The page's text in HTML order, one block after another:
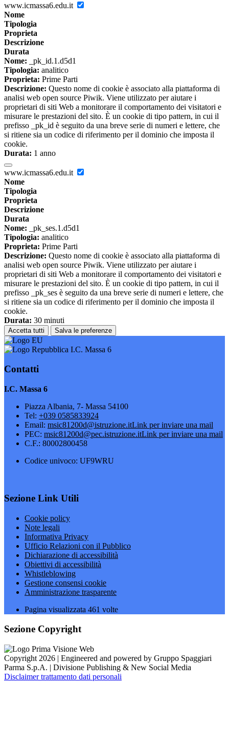
www.icmassa6.edu.it
Nome
Tipologia
Proprieta
Descrizione
Durata
Nome: _pk_id.1.d5d1
Tipologia: analitico
Proprieta: Prime Parti
Descrizione: Questo nome di cookie è associato alla piattaforma di
analisi web open source Piwik. Viene utilizzato per aiutare i
proprietari di siti Web a monitorare il comportamento dei visitatori e
misurare le prestazioni del sito. È un cookie di tipo pattern, in cui il
prefisso _pk_id è seguito da una breve serie di numeri e lettere, che
si ritiene sia un codice di riferimento per il dominio che imposta il
cookie.
Durata: 1 anno
www.icmassa6.edu.it
Nome
Tipologia
Proprieta
Descrizione
Durata
Nome: _pk_ses.1.d5d1
Tipologia: analitico
Proprieta: Prime Parti
Descrizione: Questo nome di cookie è associato alla piattaforma di
analisi web open source Piwik. Viene utilizzato per aiutare i
proprietari di siti Web a monitorare il comportamento dei visitatori e
misurare le prestazioni del sito. È un cookie di tipo pattern, in cui il
prefisso _pk_ses è seguito da una breve serie di numeri e lettere, che
si ritiene sia un codice di riferimento per il dominio che imposta il
cookie.
Durata: 30 minuti
Accetta tutti Salva le preferenze
I.C. Massa 6
Contatti
I.C. Massa 6
Piazza Albania, 7- Massa 54100
Tel: +039 0585833924
Email: msic81200d@istruzione.itLink per inviare una mail
PEC: msic81200d@pec.istruzione.itLink per inviare una mail
C.F.: 80002800458
Codice univoco: UF9WRU
Sezione Link Utili
Cookie policy
Note legali
Informativa Privacy
Ufficio Relazioni con il Pubblico
Dichiarazione di accessibilità
Obiettivi di accessibilità
Whistleblowing
Gestione consensi cookie
Amministrazione trasparente
Pagina visualizzata 461 volte
Sezione Copyright
Copyright 2026 | Engineered and powered by Gruppo Spaggiari
Parma S.p.A. | Divisione Publishing & New Social Media
Disclaimer trattamento dati personali